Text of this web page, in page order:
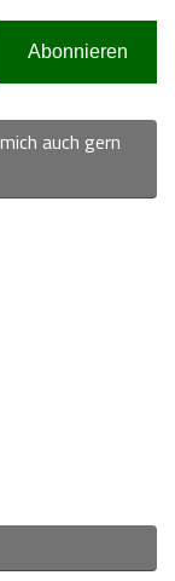
Abonnieren
auch gern